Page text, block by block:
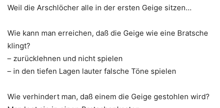
Weil die Arschlöcher alle in der ersten Geige sitzen…
Wie kann man erreichen, daß die Geige wie eine Bratsche
klingt?
– zurücklehnen und nicht spielen
– in den tiefen Lagen lauter falsche Töne spielen
Wie verhindert man, daß einem die Geige gestohlen wird?